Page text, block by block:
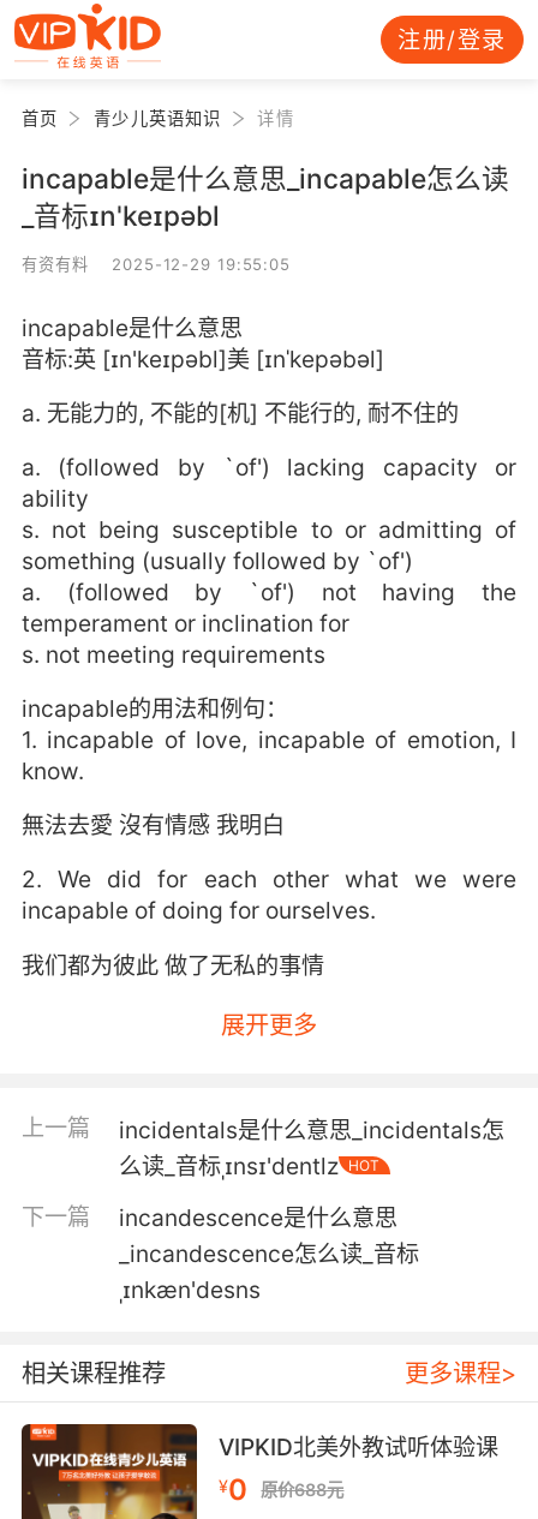
注册/登录
首页 青少儿英语知识 详情
incapable是什么意思_incapable怎么读
_音标ɪn'keɪpəbl
有资有料 2025-12-29 19:55:05
incapable是什么意思
音标:英 [ɪn'keɪpəbl]美 [ɪnˈkepəbəl]
a. 无能力的, 不能的[机] 不能行的, 耐不住的
a. (followed by `of') lacking capacity or
ability
s. not being susceptible to or admitting of
something (usually followed by `of')
a. (followed by `of') not having the
temperament or inclination for
s. not meeting requirements
incapable的用法和例句：
1. incapable of love, incapable of emotion, I
know.
無法去愛 沒有情感 我明白
2. We did for each other what we were
incapable of doing for ourselves.
我们都为彼此 做了无私的事情
3. You're just incapable, incapable of making
能力
4. So my mother thought I was incapable of
finding a mate, and my mate thinks I'm
incapable of running my own life.
所以我妈认为我没能力找到伴侣 而我的伴侣认为
5. You're here because I'm incapable of
leaving you alone.
你在这儿是因为我不会留下你一个人
展开更多
上一篇
incidentals是什么意思_incidentals怎
么读_音标ˌɪnsɪ'dentlz
HOT
下一篇
incandescence是什么意思
_incandescence怎么读_音标
ˌɪnkæn'desns
相关课程推荐 更多课程>
VIPKID北美外教试听体验课
¥0 原价688元